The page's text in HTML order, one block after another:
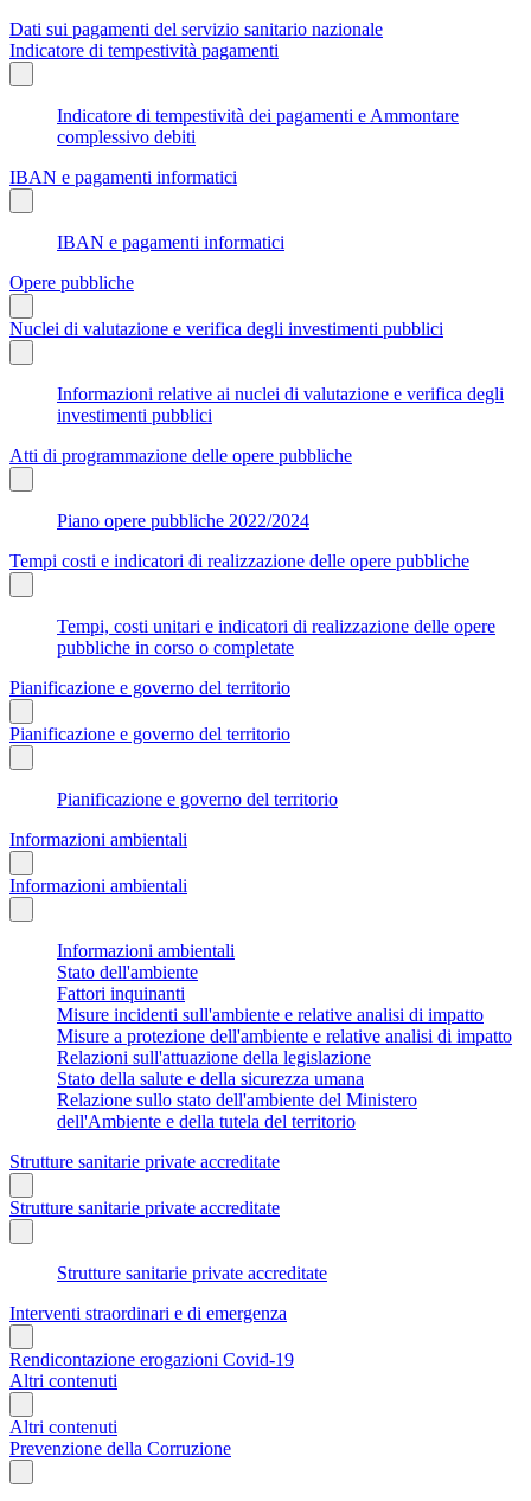
Dati sui pagamenti del servizio sanitario nazionale
Indicatore di tempestività pagamenti
Indicatore di tempestività dei pagamenti e Ammontare
complessivo debiti
IBAN e pagamenti informatici
IBAN e pagamenti informatici
Opere pubbliche
Nuclei di valutazione e verifica degli investimenti pubblici
Informazioni relative ai nuclei di valutazione e verifica degli
investimenti pubblici
Atti di programmazione delle opere pubbliche
Piano opere pubbliche 2022/2024
Tempi costi e indicatori di realizzazione delle opere pubbliche
Tempi, costi unitari e indicatori di realizzazione delle opere
pubbliche in corso o completate
Pianificazione e governo del territorio
Pianificazione e governo del territorio
Pianificazione e governo del territorio
Informazioni ambientali
Informazioni ambientali
Informazioni ambientali
Stato dell'ambiente
Fattori inquinanti
Misure incidenti sull'ambiente e relative analisi di impatto
Misure a protezione dell'ambiente e relative analisi di impatto
Relazioni sull'attuazione della legislazione
Stato della salute e della sicurezza umana
Relazione sullo stato dell'ambiente del Ministero
dell'Ambiente e della tutela del territorio
Strutture sanitarie private accreditate
Strutture sanitarie private accreditate
Strutture sanitarie private accreditate
Interventi straordinari e di emergenza
Rendicontazione erogazioni Covid-19
Altri contenuti
Altri contenuti
Prevenzione della Corruzione